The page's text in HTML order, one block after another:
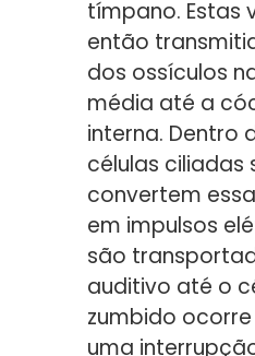
tímpano. Estas
então
dos ossículos
média até a
interna. Dentro
células ciliadas
convertem
em impulsos
são
auditivo até o
zumbido
uma